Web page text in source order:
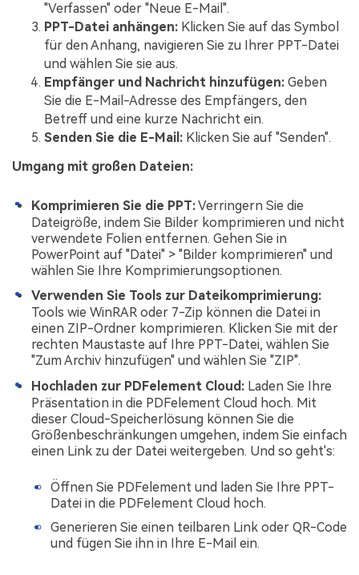
"Verfassen" oder "Neue E-Mail".
PPT-Datei anhängen: Klicken Sie auf das Symbol
für den Anhang, navigieren Sie zu Ihrer PPT-Datei
und wählen Sie sie aus.
Empfänger und Nachricht hinzufügen: Geben
Sie die E-Mail-Adresse des Empfängers, den
Betreff und eine kurze Nachricht ein.
Senden Sie die E-Mail: Klicken Sie auf "Senden".
Umgang mit großen Dateien:
Komprimieren Sie die PPT:Verringern Sie die
Dateigröße, indem Sie Bilder komprimieren und nicht
verwendete Folien entfernen. Gehen Sie in
PowerPoint auf "Datei" > "Bilder komprimieren" und
wählen Sie Ihre Komprimierungsoptionen.
Verwenden Sie Tools zur Dateikomprimierung:
Tools wie WinRAR oder 7-Zip können die Datei in
einen ZIP-Ordner komprimieren. Klicken Sie mit der
rechten Maustaste auf Ihre PPT-Datei, wählen Sie
"Zum Archiv hinzufügen" und wählen Sie "ZIP".
Hochladen zur PDFelement Cloud: Laden Sie Ihre
Präsentation in die PDFelement Cloud hoch. Mit
dieser Cloud-Speicherlösung können Sie die
Größenbeschränkungen umgehen, indem Sie einfach
einen Link zu der Datei weitergeben. Und so geht's:
Öffnen Sie PDFelement und laden Sie Ihre PPT-
Datei in die PDFelement Cloud hoch.
Generieren Sie einen teilbaren Link oder QR-Code
und fügen Sie ihn in Ihre E-Mail ein.